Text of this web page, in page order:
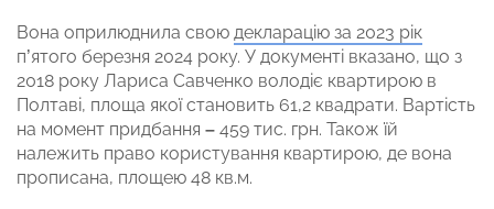
Вона оприлюднила свою декларацію за 2023 рік
п’ятого березня 2024 року. У документі вказано, що з
2018 року Лариса Савченко володіє квартирою в
Полтаві, площа якої становить 61,2 квадрати. Вартість
на момент придбання – 459 тис. грн. Також їй
належить право користування квартирою, де вона
прописана, площею 48 кв.м.